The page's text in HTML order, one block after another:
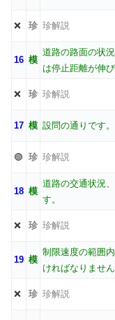
❌ 珍 珍解説
16 模
道路の路面の状
は停止距離が伸び
❌ 珍 珍解説
17 模 設問の通りです。
🟢 珍 珍解説
18 模
道路の交通状況
す。
❌ 珍 珍解説
19 模
制限速度の範囲
ければなりません
❌ 珍 珍解説